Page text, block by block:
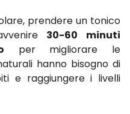
prendere un tonico
30-60 minuti
per migliorare le
hanno bisogno di
e raggiungere i livelli